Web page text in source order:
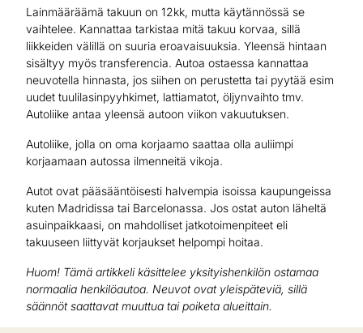
Lainmääräämä takuun on 12kk, mutta käytännössä se
vaihtelee. Kannattaa tarkistaa mitä takuu korvaa, sillä
liikkeiden välillä on suuria eroavaisuuksia. Yleensä hintaan
sisältyy myös transferencia. Autoa ostaessa kannattaa
neuvotella hinnasta, jos siihen on perustetta tai pyytää esim
uudet tuulilasinpyyhkimet, lattiamatot, öljynvaihto tmv.
Autoliike antaa yleensä autoon viikon vakuutuksen.
Autoliike, jolla on oma korjaamo saattaa olla auliimpi
korjaamaan autossa ilmenneitä vikoja.
Autot ovat pääsääntöisesti halvempia isoissa kaupungeissa
kuten Madridissa tai Barcelonassa. Jos ostat auton läheltä
asuinpaikkaasi, on mahdolliset jatkotoimenpiteet eli
takuuseen liittyvät korjaukset helpompi hoitaa.
Huom! Tämä artikkeli käsittelee yksityishenkilön ostamaa
normaalia henkilöautoa. Neuvot ovat yleispäteviä, sillä
säännöt saattavat muuttua tai poiketa alueittain.